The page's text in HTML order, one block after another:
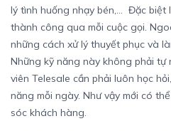
lý tình huống nhạy bén,… Đặc biệt
thành công qua mỗi cuộc gọi.
những cách xử lý thuyết phục và
Những kỹ năng này không phải tự
viên Telesale cần phải luôn học
năng mỗi ngày. Như vậy mới có
sóc khách hàng.